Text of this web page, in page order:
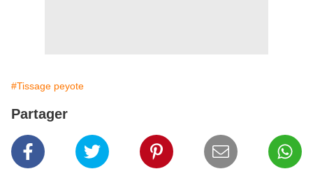
#Tissage peyote
Partager